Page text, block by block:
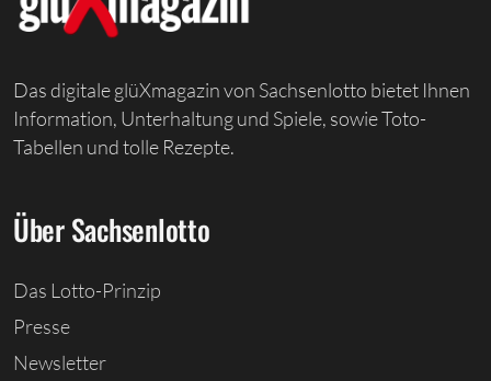
Das digitale glüXmagazin von Sachsenlotto bietet Ihnen
Information, Unterhaltung und Spiele, sowie Toto-
Tabellen und tolle Rezepte.
Über Sachsenlotto
Das Lotto-Prinzip
Presse
Newsletter